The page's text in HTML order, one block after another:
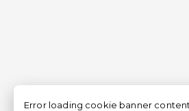
Error loading cookie banner